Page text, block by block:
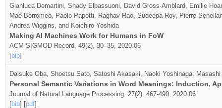
Gianluca Demartini, Shady Elbassuoni, David Gross-Amblard, Emilie
Mae Borromeo, Paolo Papotti, Raghav Rao, Sudeepa Roy, Pierre
Andrea Wiggins, and Koichiro Yoshida
Making AI Machines Work for Humans in FoW
ACM SIGMOD Record, 49(2), 30–35, 2020.06
[bib]
Daisuke Oba, Shoetsu Sato, Satoshi Akasaki, Naoki Yoshinaga, Masashi
Personal Semantic Variations in Word Meanings: Induction,
Journal of Natural Language Processing, 27(2), 467-490, 2020.06
[bib] [pdf]